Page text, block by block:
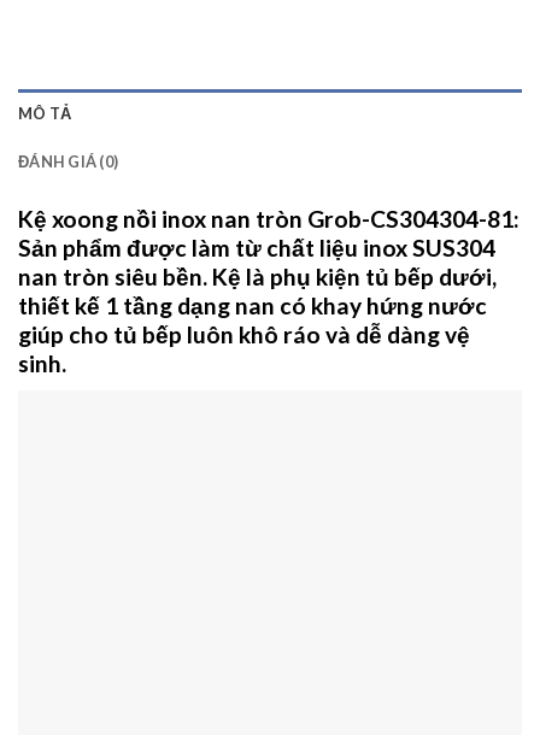
MÔ TẢ
ĐÁNH GIÁ (0)
Kệ xoong nồi inox nan tròn Grob-CS304304-81:
Sản phẩm được làm từ chất liệu inox SUS304
nan tròn siêu bền. Kệ là phụ kiện tủ bếp dưới,
thiết kế 1 tầng dạng nan có khay hứng nước
giúp cho tủ bếp luôn khô ráo và dễ dàng vệ
sinh.